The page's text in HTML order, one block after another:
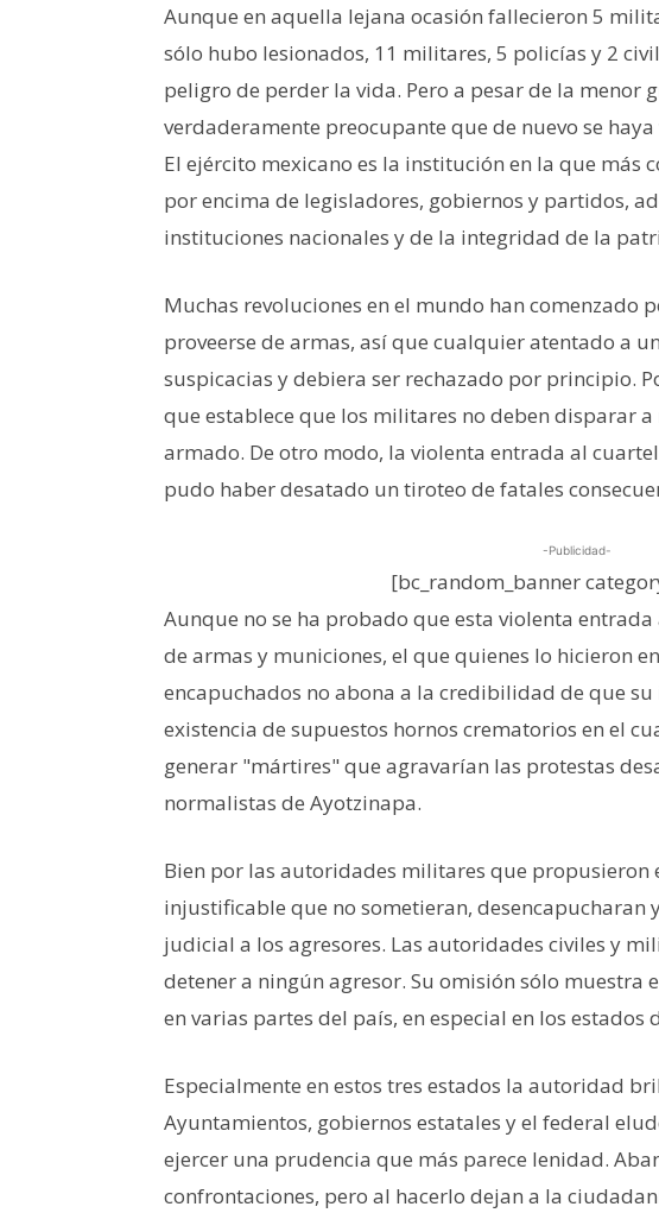
Aunque en aquella lejana ocasión fallecieron 5
sólo hubo lesionados, 11 militares, 5 policías y 2
peligro de perder la vida. Pero a pesar de la menor
verdaderamente preocupante que de nuevo se
El ejército mexicano es la institución en la que más
por encima de legisladores, gobiernos y partidos,
instituciones nacionales y de la integridad de la
Muchas revoluciones en el mundo han comenzado
proveerse de armas, así que cualquier atentado a
suspicacias y debiera ser rechazado por principio.
que establece que los militares no deben disparar
armado. De otro modo, la violenta entrada al
pudo haber desatado un tiroteo de fatales
-Publicidad-
[bc_random_banner
Aunque no se ha probado que esta violenta
de armas y municiones, el que quienes lo hicieron
encapuchados no abona a la credibilidad de que
existencia de supuestos hornos crematorios en el
generar "mártires" que agravarían las protestas
normalistas de Ayotzinapa.
Bien por las autoridades militares que propusieron
injustificable que no sometieran, desencapucharan
judicial a los agresores. Las autoridades civiles y
detener a ningún agresor. Su omisión sólo muestra
en varias partes del país, en especial en los estados
Especialmente en estos tres estados la autoridad
Ayuntamientos, gobiernos estatales y el federal
ejercer una prudencia que más parece lenidad.
confrontaciones, pero al hacerlo dejan a la